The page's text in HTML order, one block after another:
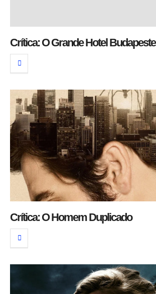
Crítica: O Grande Hotel Budapeste
Crítica: O Homem Duplicado